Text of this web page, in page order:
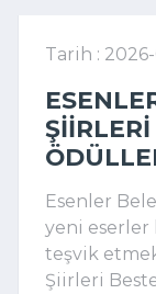
Tarih : 2026-
Esenler
yeni eserler
teşvik
Şiirleri